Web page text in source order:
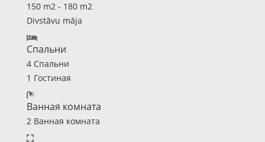
150 m2 - 180 m2
Divstāvu māja
Спальни
4 Спальни
1 Гостиная
Ванная комната
2 Ванная комната